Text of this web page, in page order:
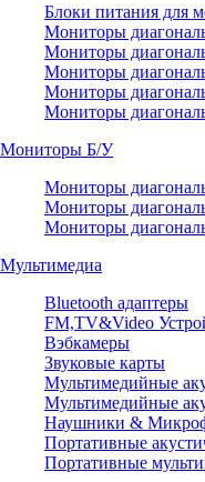
Блоки питания для
Мониторы
Мониторы
Мониторы
Мониторы
Мониторы
Мониторы Б/У
Мониторы
Мониторы
Мониторы
Мультимедиа
Bluetooth адаптеры
FM,TV&Video
Вэбкамеры
Звуковые карты
Мультимедийные
Мультимедийные
Наушники &
Портативные
Портативные